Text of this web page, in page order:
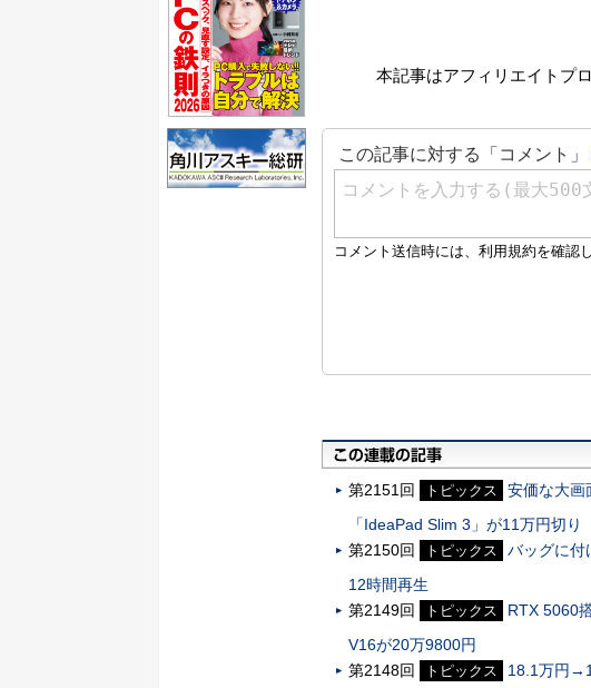
本記事はアフィリエイトプ
第2151回 トピックス
安価な大画
「IdeaPad Slim 3」が11万円切り
第2150回
トピックス
バッグに付
12時間再生
第2149回
トピックス
RTX 5060
V16が20万9800円
第2148回
トピックス
18.1万円